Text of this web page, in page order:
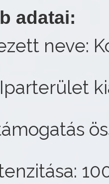
adatai:
neve: